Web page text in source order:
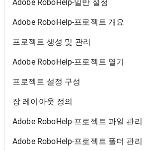
Adobe RoboHelp-일반 설정
Adobe RoboHelp-프로젝트 개요
프로젝트 생성 및 관리
Adobe RoboHelp-프로젝트 열기
프로젝트 설정 구성
장 레이아웃 정의
Adobe RoboHelp-프로젝트 파일 관리
Adobe RoboHelp-프로젝트 폴더 관리